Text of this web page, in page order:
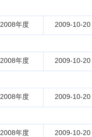
2008年度 2009-10-20
2008年度 2009-10-20
2008年度 2009-10-20
2008年度 2009-10-20